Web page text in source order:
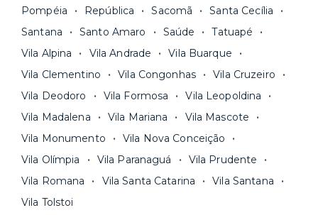
Pompéia
República Sacomã
Santa Cecília
Santana
Santo Amaro Saúde
Tatuapé
Vila Alpina
Vila Andrade
Vila Buarque
Vila Clementino
Vila Congonhas
Vila Cruzeiro
Vila Deodoro
Vila Formosa
Vila Leopoldina
Vila Madalena
Vila Mariana
Vila Mascote
Vila Monumento
Vila Nova Conceição
Vila Olímpia
Vila Paranaguá
Vila Prudente
Vila Romana
Vila Santa Catarina
Vila Santana
Vila Tolstoi